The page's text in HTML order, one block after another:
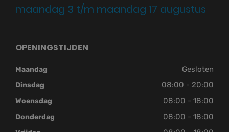
maandag 3 t/m maandag 17 augustus
OPENINGSTIJDEN
Maandag Gesloten
Dinsdag 08:00 - 20:00
Woensdag 08:00 - 18:00
Donderdag 08:00 - 18:00